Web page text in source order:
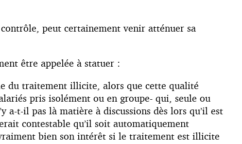
peut certainement venir atténuer sa
être appelée à statuer :
du traitement illicite, alors que cette qualité
pris isolément ou en groupe- qui, seule ou
a-t-il pas là matière à discussions dès lors qu’il est
contestable qu’il soit automatiquement
bien son intérêt si le traitement est illicite